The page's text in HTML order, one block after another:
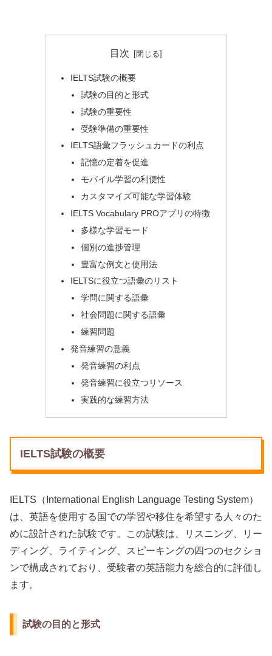
目次
IELTS試験の概要
試験の目的と形式
試験の重要性
受験準備の重要性
IELTS語彙フラッシュカードの利点
記憶の定着を促進
モバイル学習の利便性
カスタマイズ可能な学習体験
IELTS Vocabulary PROアプリの特徴
多様な学習モード
個別の進捗管理
豊富な例文と使用法
IELTSに役立つ語彙のリスト
学問に関する語彙
社会問題に関する語彙
練習問題
発音練習の意義
発音練習の利点
発音練習に役立つリソース
実践的な練習方法
IELTS試験の概要
IELTS（International English Language Testing System）
は、英語を使用する国での学習や移住を希望する人々のた
めに設計された試験です。この試験は、リスニング、リー
ディング、ライティング、スピーキングの四つのセクショ
ンで構成されており、受験者の英語能力を総合的に評価し
ます。
試験の目的と形式